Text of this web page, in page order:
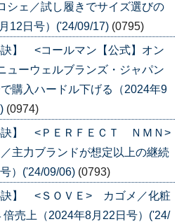
ェ／試し履きでサイズ選びの
12日号）('24/09/17) (0795)
訣】 <コールマン【公式】オン
ーウェルブランズ・ジャパン
購入ハードル下げる（2024年9
(0974)
訣】 <ＰＥＲＦＥＣＴ ＮＭＮ>
主力ブランドが想定以上の継続
）('24/09/06) (0793)
訣】 <ＳＯＶＥ> カゴメ／化粧
売上（2024年8月22日号）('24/